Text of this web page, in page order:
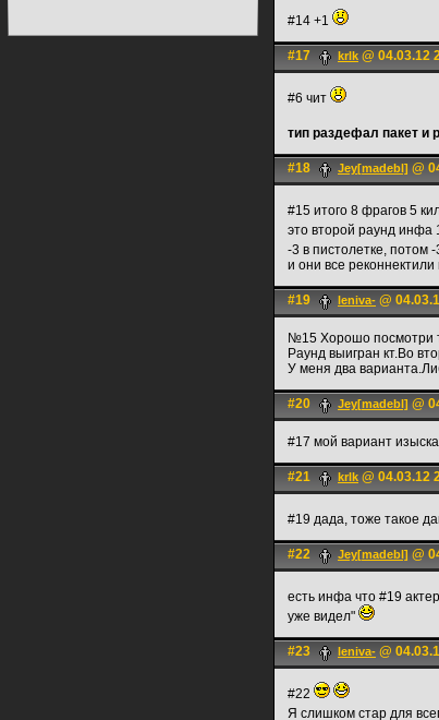
#14 +1
#17 krlk @ 04.03.12
#6 чит
тип раздефал пакет и
#18 Jey[madebl] @
#15 итого 8 фрагов 5
это второй раунд инфа
-3 в пистолетке, потом
и они все
#19 leniva- @
№15 Хорошо посмотри
Раунд выигран кт.Во
У меня два
#20 Jey[madebl] @
#17 мой вариант
#21 krlk @ 04.03.12
#19 дада, тоже такое
#22 Jey[madebl] @
есть инфа что #19
уже видел"
#23 leniva- @
#22
Я слишком стар для